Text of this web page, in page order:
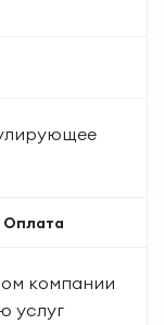
Оплата
компании
услуг